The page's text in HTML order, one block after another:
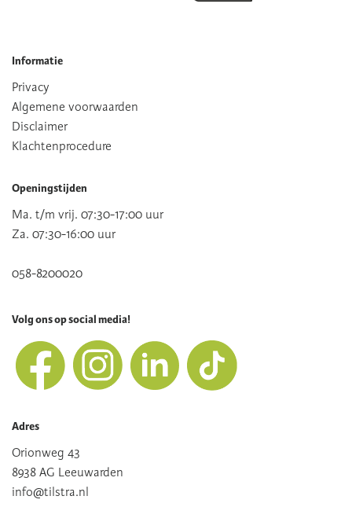
Informatie
Privacy
Algemene voorwaarden
Disclaimer
Klachtenprocedure
Openingstijden
Ma. t/m vrij. 07:30-17:00 uur
Za. 07:30-16:00 uur
058-8200020
Volg ons op social media!
Adres
Orionweg 43
8938 AG Leeuwarden
info@tilstra.nl